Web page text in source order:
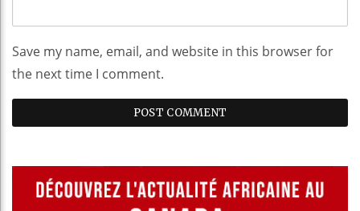
Save my name, email, and website in this browser for
the next time I comment.